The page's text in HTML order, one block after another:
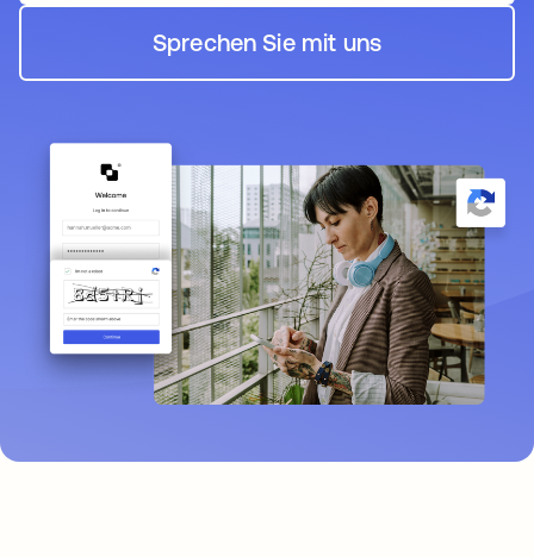
Sprechen Sie mit uns
wird in einer neuen